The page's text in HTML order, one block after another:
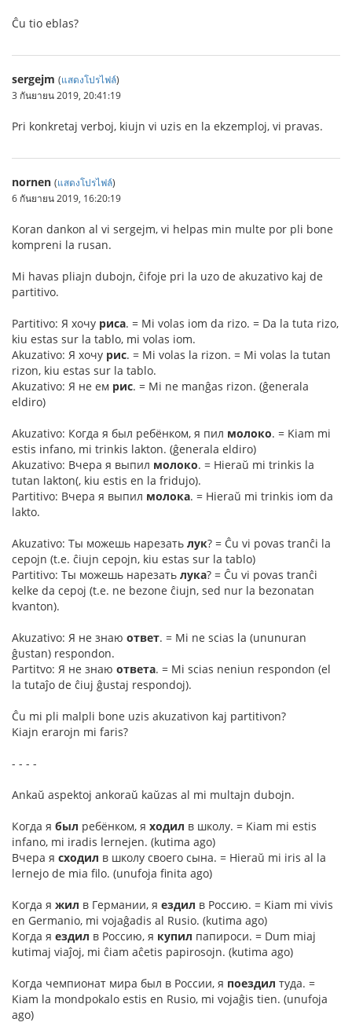
Ĉu tio eblas?
sergejm (แสดงโปรไฟล์)
3 กันยายน 2019, 20:41:19
Pri konkretaj verboj, kiujn vi uzis en la ekzemploj, vi pravas.
nornen (แสดงโปรไฟล์)
6 กันยายน 2019, 16:20:19
Koran dankon al vi sergejm, vi helpas min multe por pli bone
kompreni la rusan.
Mi havas pliajn dubojn, ĉifoje pri la uzo de akuzativo kaj de
partitivo.
Partitivo: Я хочу риса. = Mi volas iom da rizo. = Da la tuta rizo,
kiu estas sur la tablo, mi volas iom.
Akuzativo: Я хочу рис. = Mi volas la rizon. = Mi volas la tutan
rizon, kiu estas sur la tablo.
Akuzativo: Я не ем рис. = Mi ne manĝas rizon. (ĝenerala
eldiro)
Akuzativo: Когда я был ребёнком, я пил молоко. = Kiam mi
estis infano, mi trinkis lakton. (ĝenerala eldiro)
Akuzativo: Вчера я выпил молоко. = Hieraŭ mi trinkis la
tutan lakton(, kiu estis en la fridujo).
Partitivo: Вчера я выпил молока. = Hieraŭ mi trinkis iom da
lakto.
Akuzativo: Ты можешь нарезать лук? = Ĉu vi povas tranĉi la
cepojn (t.e. ĉiujn cepojn, kiu estas sur la tablo)
Partitivo: Ты можешь нарезать лука? = Ĉu vi povas tranĉi
kelke da cepoj (t.e. ne bezone ĉiujn, sed nur la bezonatan
kvanton).
Akuzativo: Я не знаю ответ. = Mi ne scias la (ununuran
ĝustan) respondon.
Partitvo: Я не знаю ответа. = Mi scias neniun respondon (el
la tutaĵo de ĉiuj ĝustaj respondoj).
Ĉu mi pli malpli bone uzis akuzativon kaj partitivon?
Kiajn erarojn mi faris?
- - - -
Ankaŭ aspektoj ankoraŭ kaŭzas al mi multajn dubojn.
Когда я был ребёнком, я ходил в школу. = Kiam mi estis
infano, mi iradis lernejen. (kutima ago)
Вчера я сходил в школу своего сына. = Hieraŭ mi iris al la
lernejo de mia filo. (unufoja finita ago)
Когда я жил в Германии, я ездил в Россию. = Kiam mi vivis
en Germanio, mi vojaĝadis al Rusio. (kutima ago)
Когда я ездил в Россию, я купил папироси. = Dum miaj
kutimaj viaĵoj, mi ĉiam aĉetis papirosojn. (kutima ago)
Когда чемпионат мира был в России, я поездил туда. =
Kiam la mondpokalo estis en Rusio, mi vojaĝis tien. (unufoja
ago)